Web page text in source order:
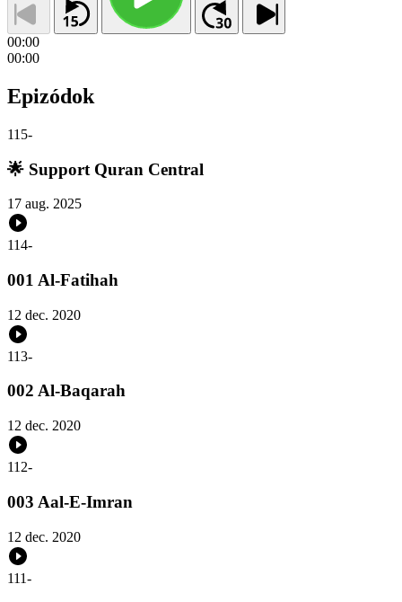
00:00
00:00
Epizódok
115-
🌟 Support Quran Central
17 aug. 2025
114-
001 Al-Fatihah
12 dec. 2020
113-
002 Al-Baqarah
12 dec. 2020
112-
003 Aal-E-Imran
12 dec. 2020
111-